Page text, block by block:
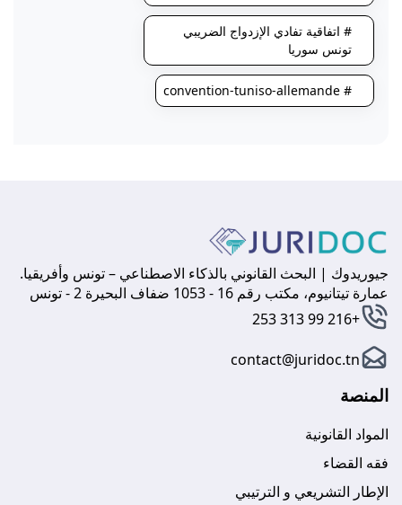
# اتفاقية تفادي الإزدواج الضريبي
تونس سوريا
# convention-tuniso-allemande
جيوريدوك | البحث القانوني بالذكاء الاصطناعي – تونس وأفريقيا.
عمارة تيتانيوم، مكتب رقم 16 - 1053 ضفاف البحيرة 2 - تونس
+216 99 313 253
contact@juridoc.tn
المنصة
المواد القانونية
فقه القضاء
الإطار التشريعي و الترتيبي